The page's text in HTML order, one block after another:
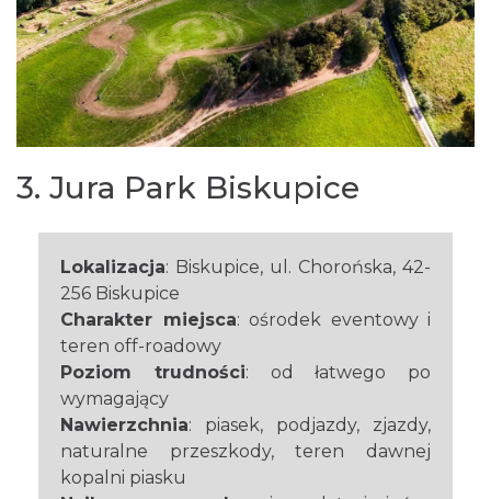
3. Jura Park Biskupice
Lokalizacja: Biskupice, ul. Chorońska, 42-
256 Biskupice
Charakter miejsca: ośrodek eventowy i
teren off-roadowy
Poziom trudności: od łatwego po
wymagający
Nawierzchnia: piasek, podjazdy, zjazdy,
naturalne przeszkody, teren dawnej
kopalni piasku